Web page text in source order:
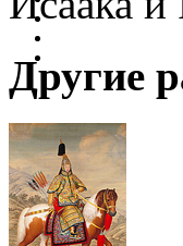
Другие